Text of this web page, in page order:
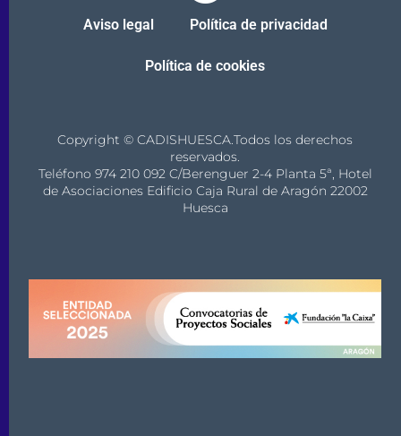
Aviso legal Política de privacidad
Política de cookies
Copyright © CADISHUESCA.Todos los derechos
reservados.
Teléfono 974 210 092 C/Berenguer 2-4 Planta 5ª, Hotel
de Asociaciones Edificio Caja Rural de Aragón 22002
Huesca